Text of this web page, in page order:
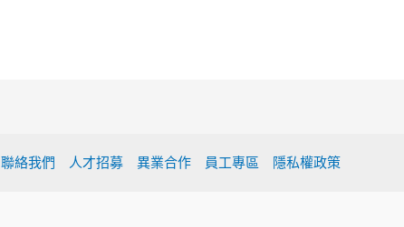
聯絡我們 人才招募 異業合作 員工專區 隱私權政策